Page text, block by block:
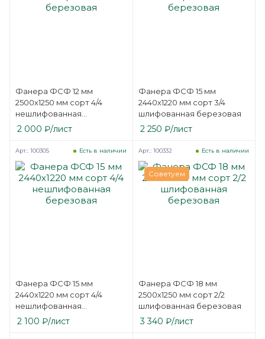
Фанера ФСФ 12 мм
2500х1250 мм сорт 4/4
нешлифованная
березовая
2 000 ₽/лист
Фанера ФСФ 15 мм
2440х1220 мм сорт 3/4
шлифованная березовая
2 250 ₽/лист
Фанера ФСФ 15 мм
2440х1220 мм сорт 4/4
нешлифованная
березовая
Есть в наличии
Арт.: 100305
2 100 ₽/лист
Советуем
Фанера ФСФ 18 мм
2500х1250 мм сорт 2/2
шлифованная березовая
Есть в наличии
Арт.: 100332
3 340 ₽/лист